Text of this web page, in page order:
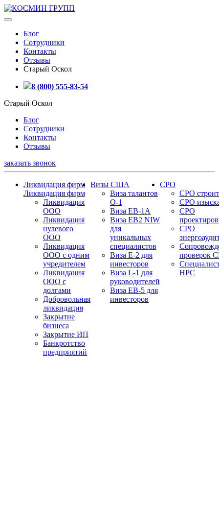
Блог
Сотрудники
Контакты
Отзывы
Старый Оскол
8 (800) 555-83-54
Старый Оскол
Блог
Сотрудники
Контакты
Отзывы
заказать звонок
Ликвидация фирм
Ликвидация фирм
Ликвидация
ООО
Ликвидация
нулевого
ООО
Ликвидация
ООО с одним
учредителем
Ликвидация
ООО с
долгами
Добровольная
ликвидация
Закрытие
бизнеса
Закрытие ИП
Банкротство
предприятий
Визы США
Виза талантов
О-1
Виза EB-1A
Виза EB2 NIW
для
уникальных
специалистов
Виза E-2 для
инвесторов
Виза L-1 для
руководителей
Виза EB-5 для
инвесторов
СРО
СРО
СРО
СРО
СРО
проверок
НРС